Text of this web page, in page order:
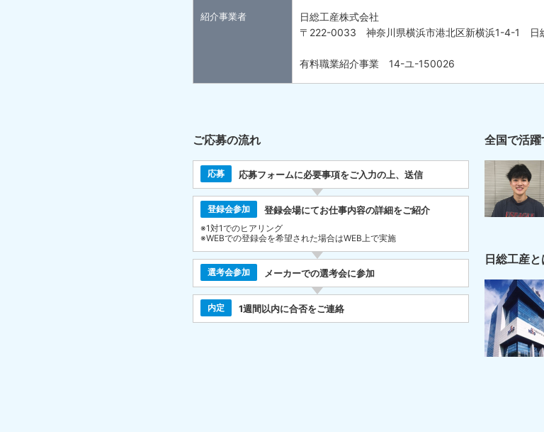
紹介事業者
日総工産株式会社
〒222-0033 神奈川県横浜市港北区新横浜1-4-1 日
有料職業紹介事業 14-ユ-150026
ご応募の流れ
応募 応募フォームに必要事項をご入力の上、送信
登録会参加 登録会場にてお仕事内容の詳細をご紹介
※1対1でのヒアリング
※WEBでの登録会を希望された場合はWEB上で実施
選考会参加 メーカーでの選考会に参加
内定 1週間以内に合否をご連絡
全国で活
日総工産と